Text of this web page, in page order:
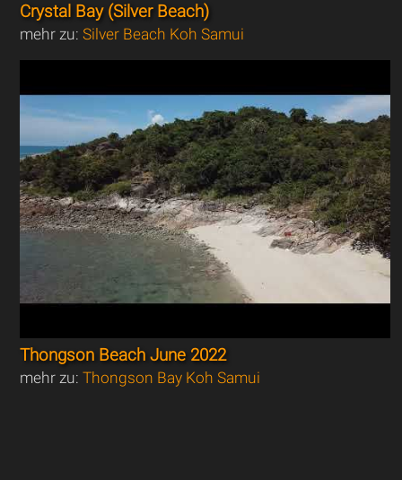
Crystal Bay (Silver Beach)
mehr zu:Silver Beach Koh Samui
Thongson Beach June 2022
mehr zu:Thongson Bay Koh Samui